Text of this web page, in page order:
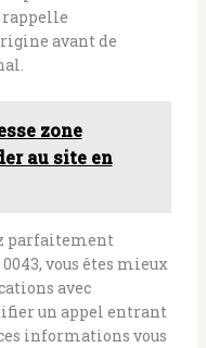
rappelle
avant de
zone
au site en
parfaitement
vous êtes mieux
avec
un appel entrant
informations vous